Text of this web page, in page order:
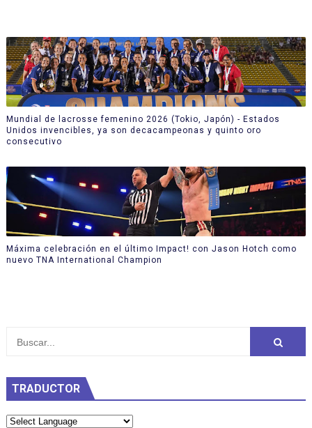
Mundial de lacrosse femenino 2026 (Tokio, Japón) - Estados
Unidos invencibles, ya son decacampeonas y quinto oro
consecutivo
Máxima celebración en el último Impact! con Jason Hotch como
nuevo TNA International Champion
TRADUCTOR